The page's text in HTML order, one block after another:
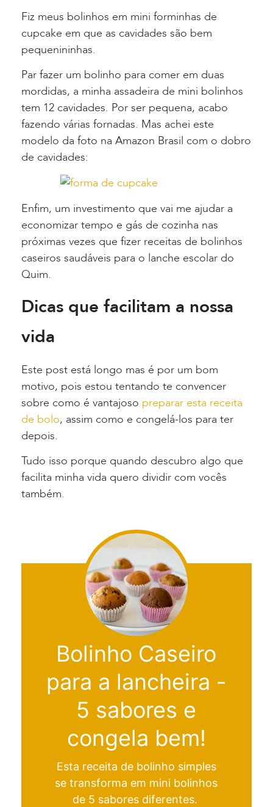
Fiz meus bolinhos em mini forminhas de
cupcake em que as cavidades são bem
pequenininhas.
Par fazer um bolinho para comer em duas
mordidas, a minha assadeira de mini bolinhos
tem 12 cavidades. Por ser pequena, acabo
fazendo várias fornadas. Mas achei este
modelo da foto na Amazon Brasil com o dobro
de cavidades:
Enfim, um investimento que vai me ajudar a
economizar tempo e gás de cozinha nas
próximas vezes que fizer receitas de bolinhos
caseiros saudáveis para o lanche escolar do
Quim.
Dicas que facilitam a nossa
vida
Este post está longo mas é por um bom
motivo, pois estou tentando te convencer
sobre como é vantajoso preparar esta receita
de bolo, assim como e congelá-los para ter
depois.
Tudo isso porque quando descubro algo que
facilita minha vida quero dividir com vocês
também.
Bolinho Caseiro
para a lancheira -
5 sabores e
congela bem!
Esta receita de bolinho simples
se transforma em mini bolinhos
de 5 sabores diferentes.